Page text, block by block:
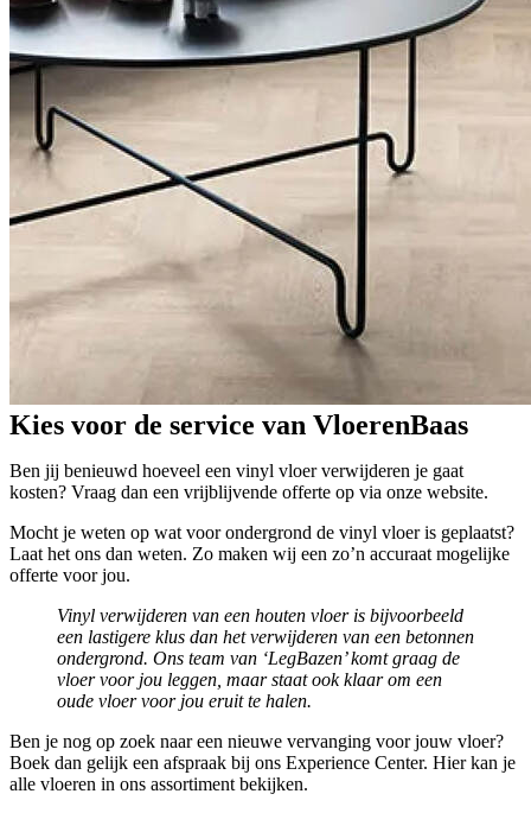
Kies voor de service van VloerenBaas
Ben jij benieuwd hoeveel een vinyl vloer verwijderen je gaat
kosten? Vraag dan een vrijblijvende offerte op via onze website.
Mocht je weten op wat voor ondergrond de vinyl vloer is geplaatst?
Laat het ons dan weten. Zo maken wij een zo’n accuraat mogelijke
offerte voor jou.
Vinyl verwijderen van een houten vloer is bijvoorbeeld
een lastigere klus dan het verwijderen van een betonnen
ondergrond. Ons team van ‘LegBazen’ komt graag de
vloer voor jou leggen, maar staat ook klaar om een
oude vloer voor jou eruit te halen.
Ben je nog op zoek naar een nieuwe vervanging voor jouw vloer?
Boek dan gelijk een afspraak bij ons Experience Center. Hier kan je
alle vloeren in ons assortiment bekijken.